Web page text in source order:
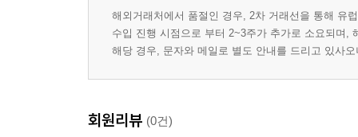
해외거래처에서 품절인 경우, 2차 거래선을 통해 유
수입 진행 시점으로 부터 2~3주가 추가로 소요되며,
해당 경우, 문자와 메일로 별도 안내를 드리고 있사
회원리뷰 (0건)